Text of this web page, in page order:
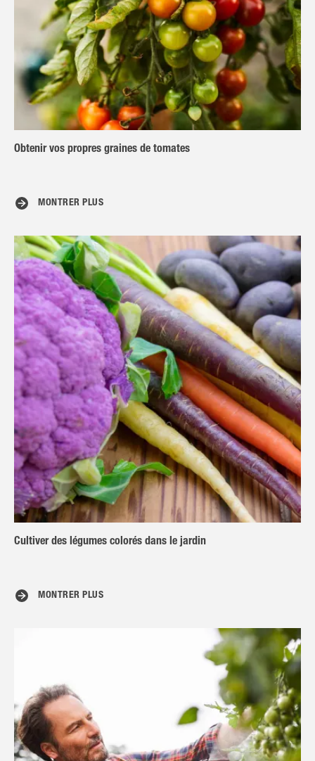
Obtenir vos propres graines de tomates
MONTRER PLUS
Cultiver des légumes colorés dans le jardin
MONTRER PLUS